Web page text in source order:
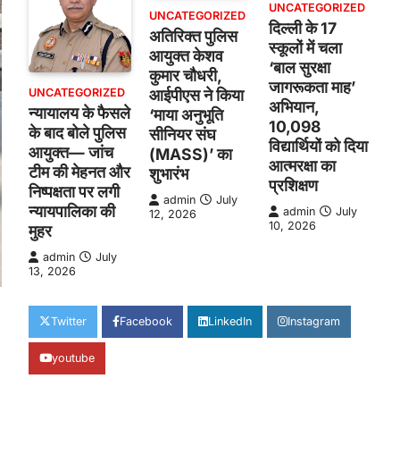
UNCATEGORIZED
न्यायालय के फैसले
के बाद बोले पुलिस
आयुक्त— जांच
टीम की मेहनत और
निष्पक्षता पर लगी
न्यायपालिका की
मुहर
admin
July
13, 2026
UNCATEGORIZED
अतिरिक्त पुलिस
आयुक्त केशव
कुमार चौधरी,
आईपीएस ने किया
‘माया अनुभूति
सीनियर संघ
(MASS)’ का
शुभारंभ
admin
July
12, 2026
UNCATEGORIZED
दिल्ली के 17
स्कूलों में चला
‘बाल सुरक्षा
जागरूकता माह’
अभियान,
10,098
विद्यार्थियों को दिया
आत्मरक्षा का
प्रशिक्षण
admin
July
10, 2026
Twitter Facebook LinkedIn Instagram
youtube